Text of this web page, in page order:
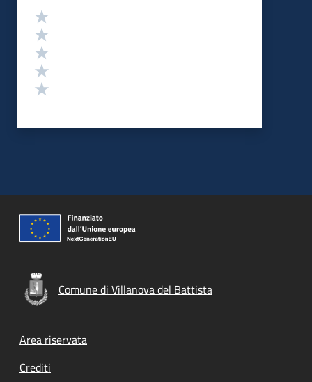
Valutazione
Comune di Villanova del Battista
Footer menu
Area riservata
Crediti